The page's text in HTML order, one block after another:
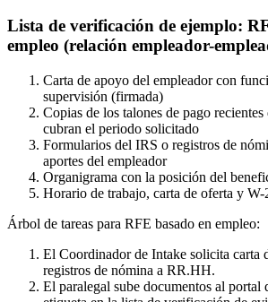
Lista de verificación de ejemplo:
empleo (relación empleador-
Carta de apoyo del empleador con
supervisión (firmada)
Copias de los talones de pago
cubran el periodo solicitado
Formularios del IRS o registros de
aportes del empleador
Organigrama con la posición del
Horario de trabajo, carta de oferta y W-
Árbol de tareas para RFE basado en empleo:
El Coordinador de Intake solicita carta
registros de nómina a RR.HH.
El paralegal sube documentos al portal